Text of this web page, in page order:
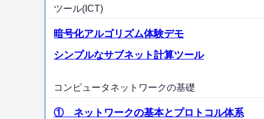
ツール(ICT)
暗号化アルゴリズム体験デモ
シンプルなサブネット計算ツール
コンピュータネットワークの基礎
① ネットワークの基本とプロトコル体系